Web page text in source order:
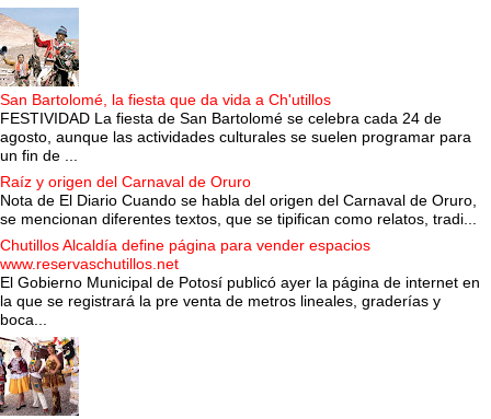
San Bartolomé, la fiesta que da vida a Ch'utillos
FESTIVIDAD La fiesta de San Bartolomé se celebra cada 24 de
agosto, aunque las actividades culturales se suelen programar para
un fin de ...
Raíz y origen del Carnaval de Oruro
Nota de El Diario Cuando se habla del origen del Carnaval de Oruro,
se mencionan diferentes textos, que se tipifican como relatos, tradi...
Chutillos Alcaldía define página para vender espacios
www.reservaschutillos.net
El Gobierno Municipal de Potosí publicó ayer la página de internet en
la que se registrará la pre venta de metros lineales, graderías y
boca...